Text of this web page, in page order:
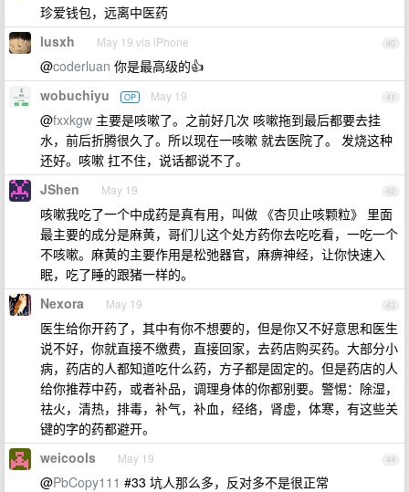
珍爱钱包，远离中医药
40
lusxh May 19 via iPhone
@coderluan 你是最高级的👍
41
wobuchiyu OP May 19
@fxxkgw 主要是咳嗽了。之前好几次 咳嗽拖到最后都要去挂
水，前后折腾很久了。所以现在一咳嗽 就去医院了。 发烧这种
还好。咳嗽 扛不住，说话都说不了。
42
JShen May 19
咳嗽我吃了一个中成药是真有用，叫做 《杏贝止咳颗粒》 里面
最主要的成分是麻黄，哥们儿这个处方药你去吃吃看，一吃一个
不咳嗽。麻黄的主要作用是松弛器官，麻痹神经，让你快速入
眠，吃了睡的跟猪一样的。
43
Nexora May 19
医生给你开药了，其中有你不想要的，但是你又不好意思和医生
说不好，你就直接不缴费，直接回家，去药店购买药。大部分小
病，药店的人都知道吃什么药，方子都是固定的。但是药店的人
给你推荐中药，或者补品，调理身体的你都别要。警惕：除湿，
祛火，清热，排毒，补气，补血，经络，肾虚，体寒，有这些关
键的字的药都避开。
44
weicools May 19
@PbCopy111 #33 坑人那么多，反对多不是很正常